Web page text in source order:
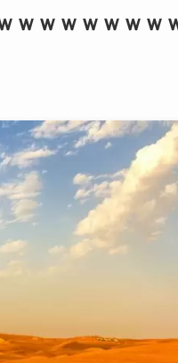
ｗｗｗｗｗｗｗ